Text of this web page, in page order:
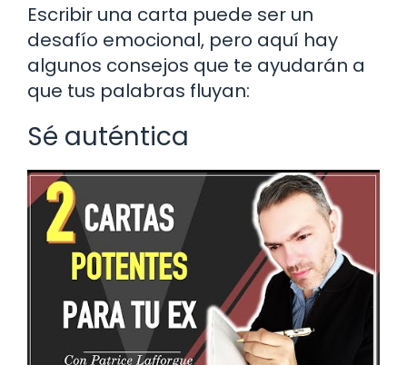
Escribir una carta puede ser un
desafío emocional, pero aquí hay
algunos consejos que te ayudarán a
que tus palabras fluyan:
Sé auténtica